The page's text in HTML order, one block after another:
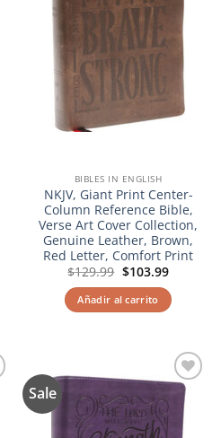
BIBLES IN ENGLISH
NKJV, Giant Print Center-
Column Reference Bible,
Verse Art Cover Collection,
Genuine Leather, Brown,
Red Letter, Comfort Print
$129.99 El
original
era:
$129.99.
$103.99El
actual
es:
Añadir al carrito
Sale
Añadir
a la
lista de
deseos